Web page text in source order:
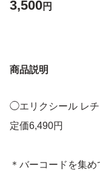
3,500円
商品説明
◯エリクシール レ
定価6,490円
＊バーコードを集